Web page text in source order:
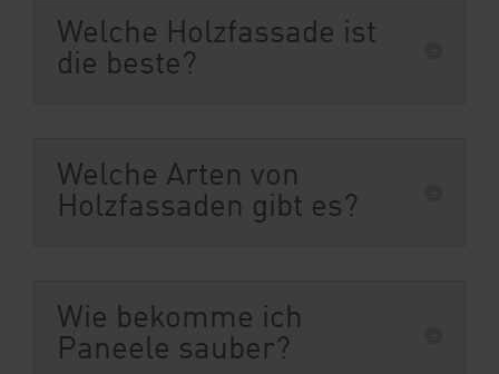
Welche Holzfassade ist
die beste?
Welche Arten von
Holzfassaden gibt es?
Wie bekomme ich
Paneele sauber?